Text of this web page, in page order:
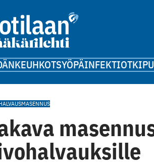
KEUHKOTSYÖPÄINFEKTIOTKIPU
MASENNUS